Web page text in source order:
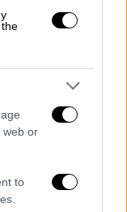
web or
to
Λονδίνο